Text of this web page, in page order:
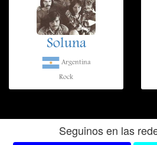
Soluna
Argentina
Rock
Seguinos en las